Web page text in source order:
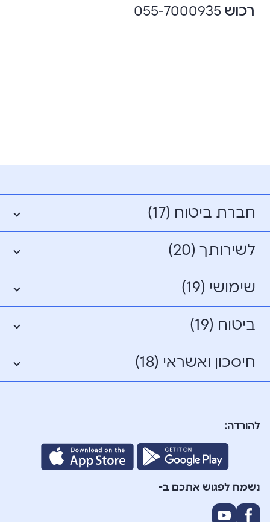
רכוש
חברת ביטוח (17)
לשירותך (20)
שימושי (19)
ביטוח (19)
חיסכון ואשראי (18)
להורדה:
נשמח לפגוש אתכם ב-